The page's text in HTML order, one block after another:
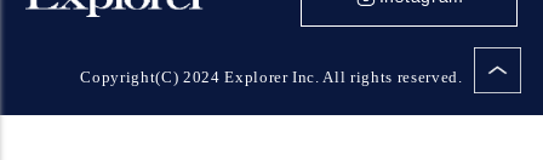
Copyright(C) 2024 Explorer Inc. All rights reserved.